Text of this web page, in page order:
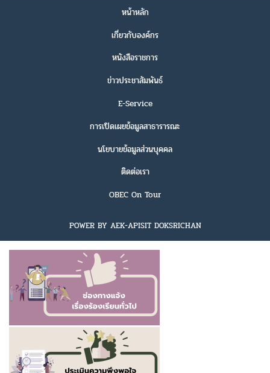
หน้าหลัก
เกี่ยวกับองค์กร
หนังสือราชการ
ข่าวประชาสัมพันธ์
E-Service
การเปิดเผยข้อมูลสาธารารณะ
นโยบายข้อมูลส่วนบุคคล
ติดต่อเรา
OBEC On Tour
POWER BY AEK-APISIT DOKSRICHAN